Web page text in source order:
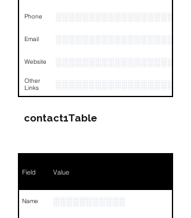
Phone
Email
Website
Other
Links
contact1Table
Field Value
Name ░░░░░░░░░░░